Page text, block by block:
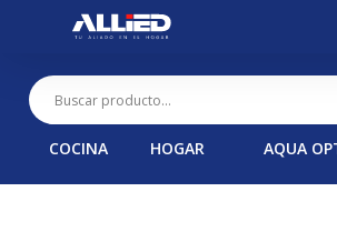
content
COCINA HOGAR AQUA